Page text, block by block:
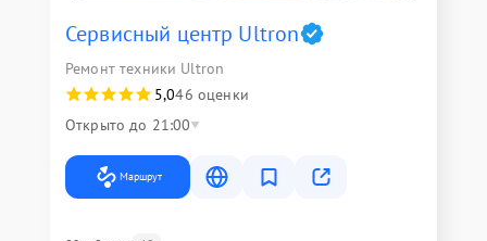
Сервисный центр Ultron
Ремонт техники Ultron
5,046 оценки
Открыто до 21:00
Маршрут